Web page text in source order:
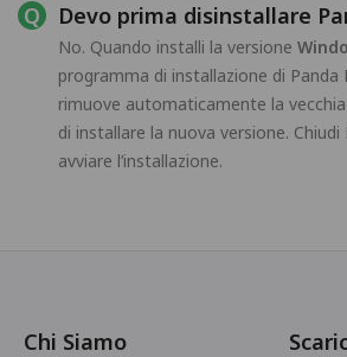
Devo prima disinstallare
No. Quando installi la versione
programma di installazione di Panda
rimuove automaticamente la
di installare la nuova versione.
avviare l’installazione.
Chi Siamo